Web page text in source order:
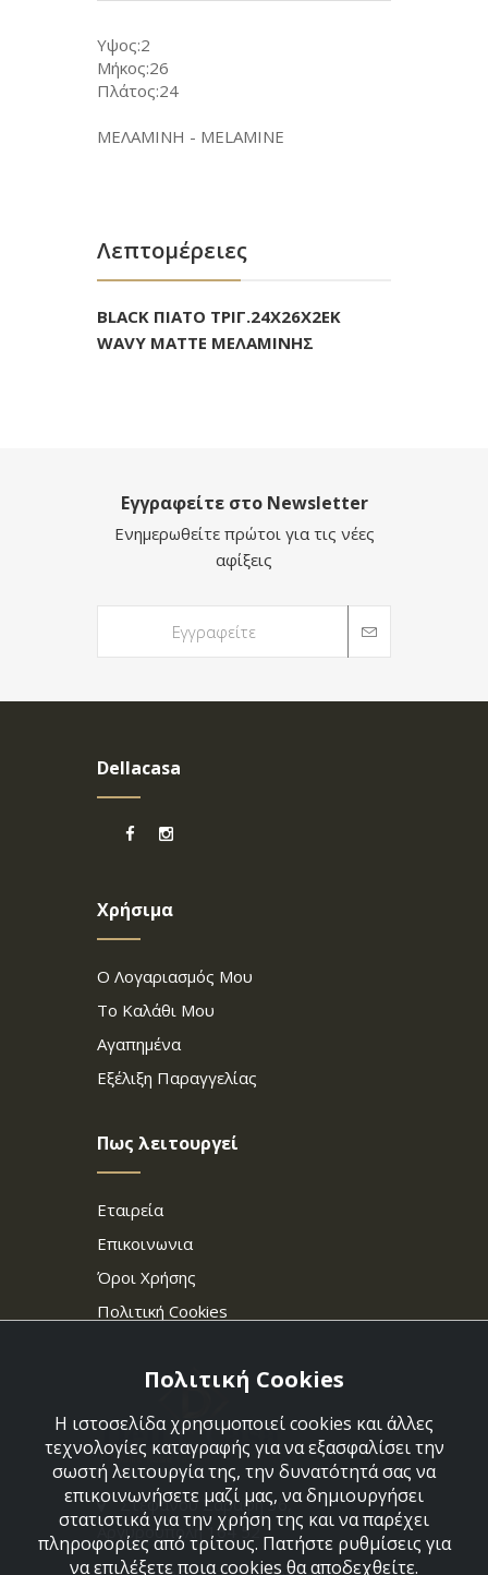
Υψος:2
Μήκος:26
Πλάτος:24
ΜΕΛΑΜΙΝΗ - MELAMINE
Λεπτομέρειες
BLACK ΠΙΑΤΟ ΤΡΙΓ.24Χ26Χ2ΕΚ
WAVY MATTE ΜΕΛΑΜΙΝΗΣ
Εγγραφείτε στο Newsletter
Ενημερωθείτε πρώτοι για τις νέες
αφίξεις
Dellacasa
Χρήσιμα
Ο Λογαριασμός Μου
Το Καλάθι Μου
Αγαπημένα
Εξέλιξη Παραγγελίας
Πως λειτουργεί
Εταιρεία
Επικοινωνια
Όροι Χρήσης
Πολιτική Cookies
Στεφάνου Σαράφη 36,
Αργυρούπολη 164 52
Πολιτική Cookies
Η ιστοσελίδα χρησιμοποιεί cookies και άλλες
τεχνολογίες καταγραφής για να εξασφαλίσει την
σωστή λειτουργία της, την δυνατότητά σας να
επικοινωνήσετε μαζί μας, να δημιουργήσει
στατιστικά για την χρήση της και να παρέχει
πληροφορίες από τρίτους. Πατήστε ρυθμίσεις για
να επιλέξετε ποια cookies θα αποδεχθείτε.